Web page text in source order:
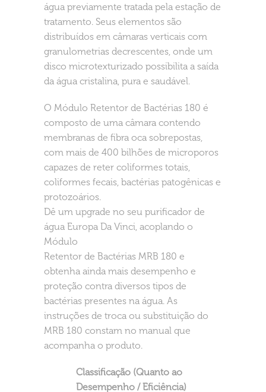
água previamente tratada pela estação de
tratamento. Seus elementos são
distribuídos em câmaras verticais com
granulometrias decrescentes, onde um
disco microtexturizado possibilita a saída
da água cristalina, pura e saudável.
O Módulo Retentor de Bactérias 180 é
composto de uma câmara contendo
membranas de fibra oca sobrepostas,
com mais de 400 bilhões de microporos
capazes de reter coliformes totais,
coliformes fecais, bactérias patogênicas e
protozoários.
Dê um upgrade no seu purificador de
água Europa Da Vinci, acoplando o
Módulo
Retentor de Bactérias MRB 180 e
obtenha ainda mais desempenho e
proteção contra diversos tipos de
bactérias presentes na água. As
instruções de troca ou substituição do
MRB 180 constam no manual que
acompanha o produto.
Classificação (Quanto ao
Desempenho / Eficiência)